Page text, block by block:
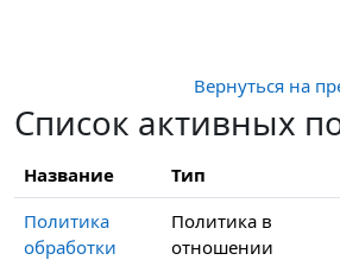
Вернуться на
Список активных
Название Тип
Политика
обработки
Политика в
отношении